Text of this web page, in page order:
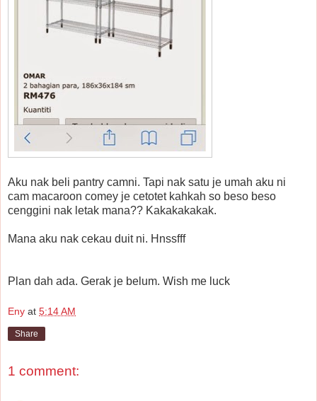
Aku nak beli pantry camni. Tapi nak satu je umah aku ni
cam macaroon comey je cetotet kahkah so beso beso
cenggini nak letak mana?? Kakakakakak.
Mana aku nak cekau duit ni. Hnssfff
Plan dah ada. Gerak je belum. Wish me luck
Eny at 5:14 AM
Share
1 comment: